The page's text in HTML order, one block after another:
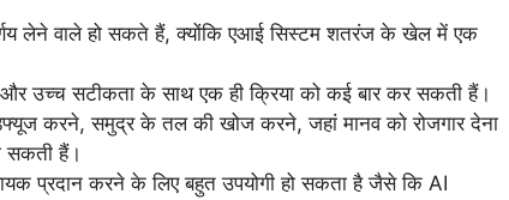
लेने वाले हो सकते हैं, क्योंकि एआई सिस्टम शतरंज के खेल में एक
उच्च सटीकता के साथ एक ही क्रिया को कई बार कर सकती हैं।
करने, समुद्र के तल की खोज करने, जहां मानव को रोजगार देना
सकती हैं।
प्रदान करने के लिए बहुत उपयोगी हो सकता है जैसे कि AI